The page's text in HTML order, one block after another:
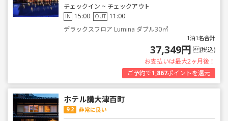
チェックイン ~ チェックアウト
IN 15:00 OUT 11:00
デラックスフロア Lumina ダブル30㎡
1泊1名合計
37,349円 (税込)
お支払いは最大2ヶ月後！
ご予約で1,867ポイントを還元
ホテル講大津百町
9.2 非常に良い